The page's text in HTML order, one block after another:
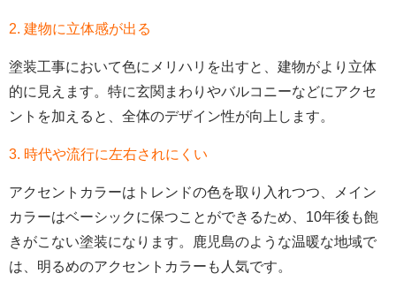
2. 建物に立体感が出る
塗装工事において色にメリハリを出すと、建物がより立体
的に見えます。特に玄関まわりやバルコニーなどにアクセ
ントを加えると、全体のデザイン性が向上します。
3. 時代や流行に左右されにくい
アクセントカラーはトレンドの色を取り入れつつ、メイン
カラーはベーシックに保つことができるため、10年後も飽
きがこない塗装になります。鹿児島のような温暖な地域で
は、明るめのアクセントカラーも人気です。